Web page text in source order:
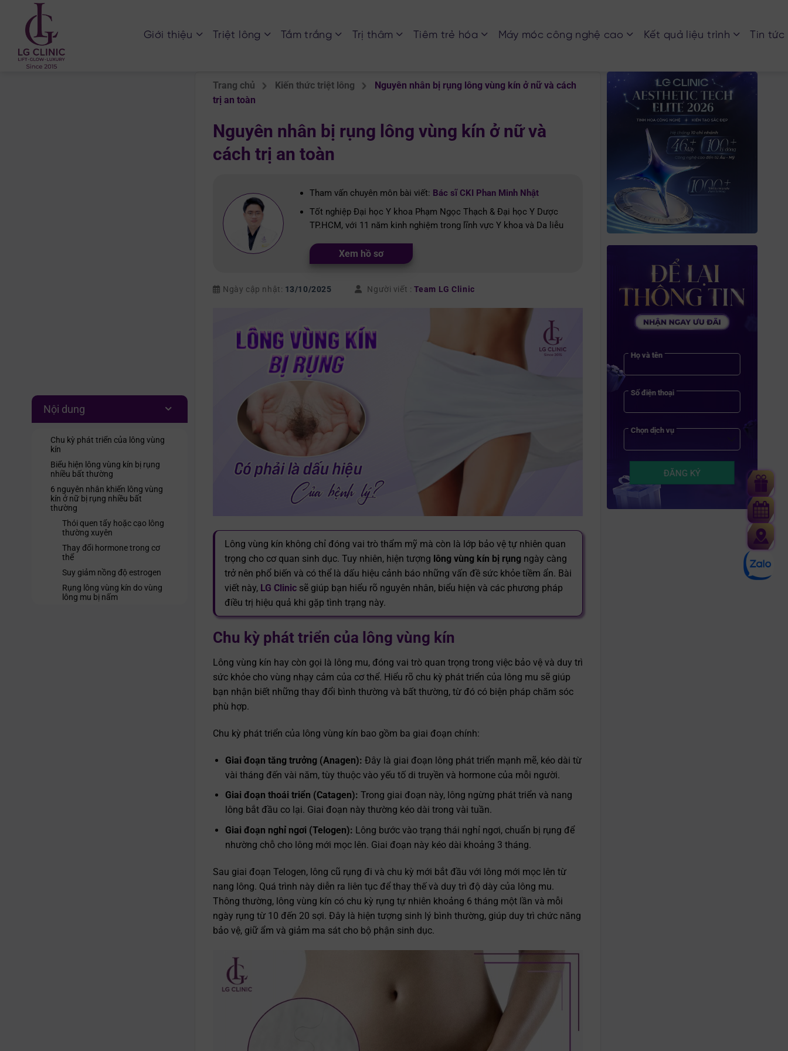
dung
Giới thiệu Triệt lông Tắm trắng Trị thâm Tiêm trẻ hóa Máy móc công nghệ cao Kết quả liệu trình Tin tức
Nội dung
Chu kỳ phát triển của lông vùng
kín
Biểu hiện lông vùng kín bị rụng
nhiều bất thường
6 nguyên nhân khiến lông vùng
kín ở nữ bị rụng nhiều bất
thường
Thói quen tẩy hoặc cạo lông
thường xuyên
Thay đổi hormone trong cơ
thể
Suy giảm nồng độ estrogen
Rụng lông vùng kín do vùng
lông mu bị nấm
Trang chủ Kiến thức triệt lông
Nguyên nhân bị rụng lông vùng kín ở nữ và cách
trị an toàn
Nguyên nhân bị rụng lông vùng kín ở nữ và
cách trị an toàn
Tham vấn chuyên môn bài viết: Bác sĩ CKI Phan Minh Nhật
Tốt nghiệp Đại học Y khoa Phạm Ngọc Thạch & Đại học Y Dược
TP.HCM, với 11 năm kinh nghiệm trong lĩnh vực Y khoa và Da liễu
Xem hồ sơ
Ngày cập nhật: 13/10/2025 Người viết : Team LG Clinic
Lông vùng kín không chỉ đóng vai trò thẩm mỹ mà còn là lớp bảo vệ tự nhiên quan
trọng cho cơ quan sinh dục. Tuy nhiên, hiện tượng lông vùng kín bị rụng ngày càng
trở nên phổ biến và có thể là dấu hiệu cảnh báo những vấn đề sức khỏe tiềm ẩn. Bài
viết này, LG Clinicsẽ giúp bạn hiểu rõ nguyên nhân, biểu hiện và các phương pháp
điều trị hiệu quả khi gặp tình trạng này.
Chu kỳ phát triển của lông vùng kín
Lông vùng kín hay còn gọi là lông mu, đóng vai trò quan trọng trong việc bảo vệ và duy trì
sức khỏe cho vùng nhạy cảm của cơ thể. Hiểu rõ chu kỳ phát triển của lông mu sẽ giúp
bạn nhận biết những thay đổi bình thường và bất thường, từ đó có biện pháp chăm sóc
phù hợp.
Chu kỳ phát triển của lông vùng kín bao gồm ba giai đoạn chính:
Giai đoạn tăng trưởng (Anagen): Đây là giai đoạn lông phát triển mạnh mẽ, kéo dài từ
vài tháng đến vài năm, tùy thuộc vào yếu tố di truyền và hormone của mỗi người.
Giai đoạn thoái triển (Catagen): Trong giai đoạn này, lông ngừng phát triển và nang
lông bắt đầu co lại. Giai đoạn này thường kéo dài trong vài tuần.
Giai đoạn nghỉ ngơi (Telogen): Lông bước vào trạng thái nghỉ ngơi, chuẩn bị rụng để
nhường chỗ cho lông mới mọc lên. Giai đoạn này kéo dài khoảng 3 tháng.
Sau giai đoạn Telogen, lông cũ rụng đi và chu kỳ mới bắt đầu với lông mới mọc lên từ
nang lông. Quá trình này diễn ra liên tục để thay thế và duy trì độ dày của lông mu.
Thông thường, lông vùng kín có chu kỳ rụng tự nhiên khoảng 6 tháng một lần và mỗi
ngày rụng từ 10 đến 20 sợi. Đây là hiện tượng sinh lý bình thường, giúp duy trì chức năng
bảo vệ, giữ ẩm và giảm ma sát cho bộ phận sinh dục.
Họ và tên
Số điện thoại
Chọn dịch vụ
ĐĂNG KÝ
Chat
zalo